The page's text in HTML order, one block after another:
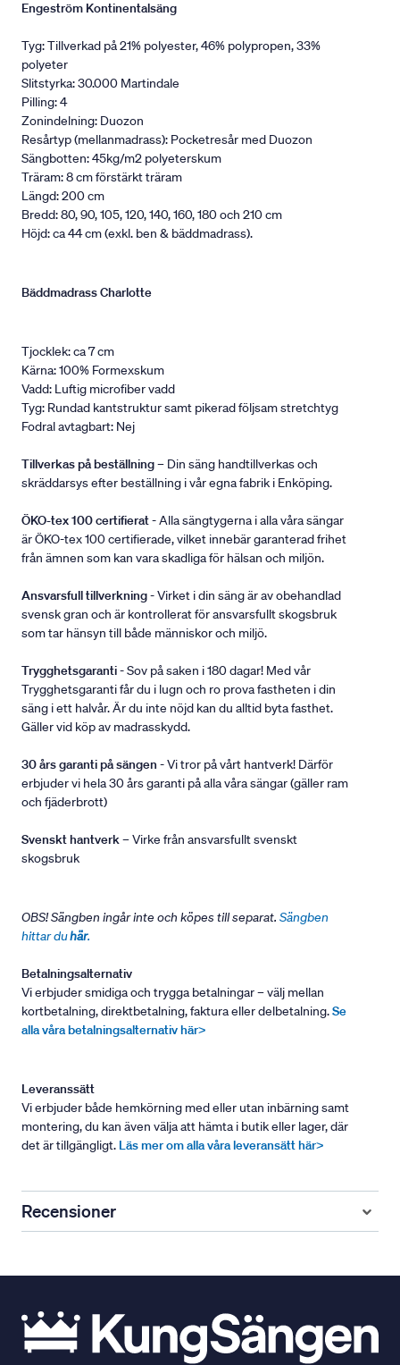
Engeström Kontinentalsäng
Tyg: Tillverkad på 21% polyester, 46% polypropen, 33%
polyeter
Slitstyrka: 30.000 Martindale
Pilling: 4
Zonindelning: Duozon
Resårtyp (mellanmadrass): Pocketresår med Duozon
Sängbotten: 45kg/m2 polyeterskum
Träram: 8 cm förstärkt träram
Längd: 200 cm
Bredd: 80, 90, 105, 120, 140, 160, 180 och 210 cm
Höjd: ca 44 cm (exkl. ben & bäddmadrass).
Bäddmadrass Charlotte
Tjocklek: ca 7 cm
Kärna: 100% Formexskum
Vadd: Luftig microfiber vadd
Tyg: Rundad kantstruktur samt pikerad följsam stretchtyg
Fodral avtagbart: Nej
Tillverkas på beställning– Din säng handtillverkas och
skräddarsys efter beställning i vår egna fabrik i Enköping.
ÖKO-tex 100 certifierat- Alla sängtygerna i alla våra sängar
är ÖKO-tex 100 certifierade, vilket innebär garanterad frihet
från ämnen som kan vara skadliga för hälsan och miljön.
Ansvarsfull tillverkning- Virket i din säng är av obehandlad
svensk gran och är kontrollerat för ansvarsfullt skogsbruk
som tar hänsyn till både människor och miljö.
Trygghetsgaranti- Sov på saken i 180 dagar! Med vår
Trygghetsgaranti får du i lugn och ro prova fastheten i din
säng i ett halvår. Är du inte nöjd kan du alltid byta fasthet.
Gäller vid köp av madrasskydd.
30 års garanti på sängen - Vi tror på vårt hantverk! Därför
erbjuder vi hela 30 års garanti på alla våra sängar (gäller ram
och fjäderbrott)
Svenskt hantverk– Virke från ansvarsfullt svenskt
skogsbruk
OBS! Sängben ingår inte och köpes till separat. Sängben
hittar duhär.
Betalningsalternativ
Vi erbjuder smidiga och trygga betalningar – välj mellan
kortbetalning, direktbetalning, faktura eller delbetalning.Se
alla våra betalningsalternativ här>
Leveranssätt
Vi erbjuder både hemkörning med eller utan inbärning samt
montering, du kan även välja att hämta i butik eller lager, där
det är tillgängligt. Läs mer om alla våra leveransätt här>
Recensioner